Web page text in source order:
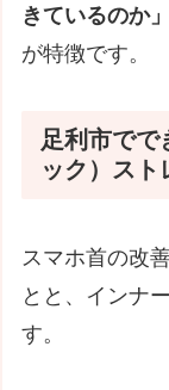
きているのか」
が特徴です。
足利市でで
ック）スト
スマホ首の改
とと、インナ
す。